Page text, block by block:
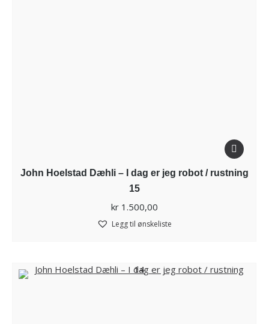
John Hoelstad Dæhli – I dag er jeg robot / rustning
15
kr1.500,00
Legg til ønskeliste